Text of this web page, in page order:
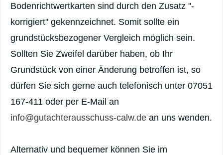
Bodenrichtwertkarten sind durch den Zusatz "-
korrigiert" gekennzeichnet. Somit sollte ein
grundstücksbezogener Vergleich möglich sein.
Sollten Sie Zweifel darüber haben, ob Ihr
Grundstück von einer Änderung betroffen ist, so
dürfen Sie sich gerne auch telefonisch unter 07051
167-411 oder per E-Mail an
info@gutachterausschuss-calw.de an uns wenden.
Alternativ und bequemer können Sie im